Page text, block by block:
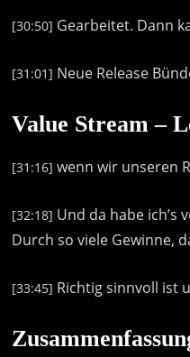
[30:50] Gearbeitet. Dann
[31:01] Neue Release
Value Stream –
[31:16] wenn wir unseren
[32:18] Und da habe ich’s
Durch so viele Gewinne,
[33:45] Richtig sinnvoll ist